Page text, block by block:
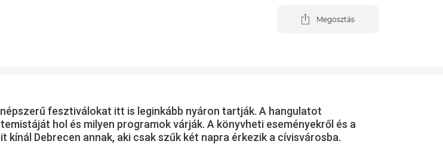
Megosztás
fesztiválokat itt is leginkább nyáron tartják. A hangulatot
hol és milyen programok várják. A könyvheti eseményekről és a
Debrecen annak, aki csak szűk két napra érkezik a cívisvárosba.